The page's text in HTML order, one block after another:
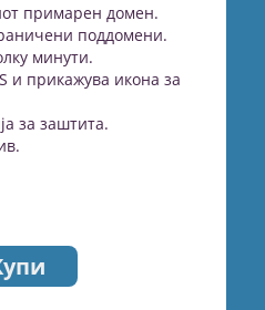
примарен домен.
поддомени.
минути.
и прикажува икона за
за заштита.